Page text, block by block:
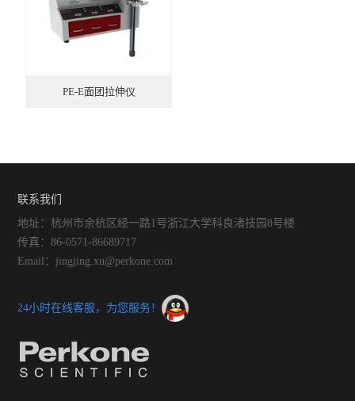
面团拉伸仪PE-E
小麦粉加工精度测定仪
盘式粉碎磨
锤式旋风磨H250
面筋测定仪
粉质仪PF-E
大型实验磨粉机
降落数值仪
PE-E面团拉伸仪
联系我们
地址：杭州市余杭区经一路1号浙江大学科良渚技园8号楼
传真：86-0571-86689717
Email：jingjing.xu@perkone.com
24小时在线客服，为您服务！